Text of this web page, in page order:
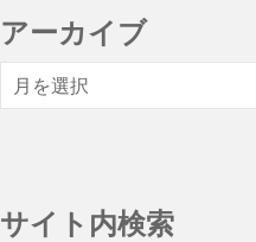
アーカイブ
サイト内検索